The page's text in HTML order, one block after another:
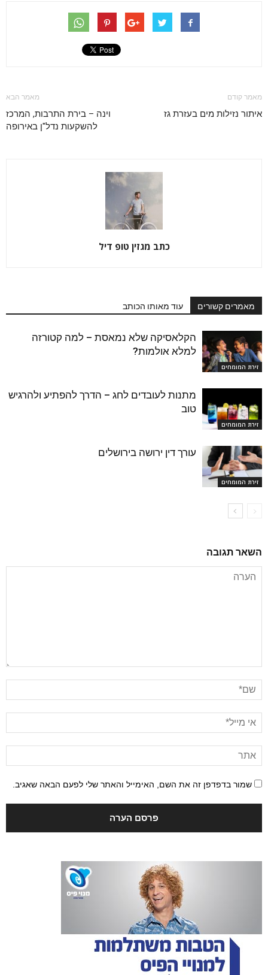
מאמר קודם
איתור נזילות מים בעזרת גז
מאמר הבא
וינה – בירת התרבות, המרכז
להשקעות נדל"ן באירופה
כתב מגזין טופ דיל
מאמרים קשורים עוד מאותו הכותב
זירת המומחים
הקלאסיקה שלא נמאסת – למה קטורזה
למלא אולמות?
זירת המומחים
מתנות לעובדים לחג – הדרך להפתיע ולהרגיש
טוב
זירת המומחים
עורך דין ירושה בירושלים
השאר תגובה
שמור בדפדפן זה את השם, האימייל והאתר שלי לפעם הבאה שאגיב.